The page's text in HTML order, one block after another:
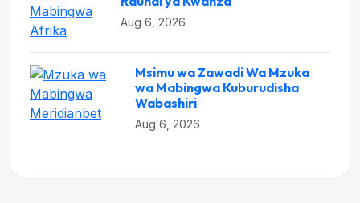
Aug 6, 2026
Msimu wa Zawadi Wa Mzuka
wa Mabingwa Kuburudisha
Wabashiri
Aug 6, 2026